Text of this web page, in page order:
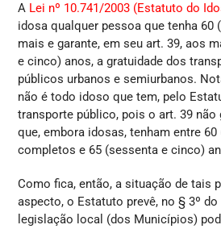
A Lei nº 10.741/2003 (Estatuto do
idosa qualquer pessoa que tenha 60
mais e garante, em seu art. 39, aos
e cinco) anos, a gratuidade dos
públicos urbanos e semiurbanos.
não é todo idoso que tem, pelo
transporte público, pois o art. 39 não
que, embora idosas, tenham entre
completos e 65 (sessenta e cinco)
Como fica, então, a situação de tais
aspecto, o Estatuto prevê, no § 3º do
legislação local (dos Municípios)